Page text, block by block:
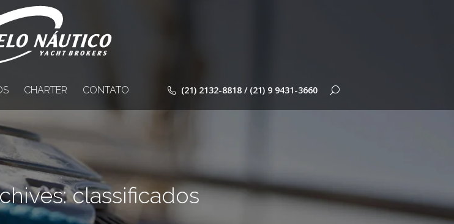
CHARTER CONTATO (21) 2132-8818 / (21) 9 9431-3660 Search:
classificados